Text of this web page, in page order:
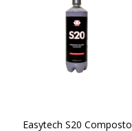
Easytech S20 Composto